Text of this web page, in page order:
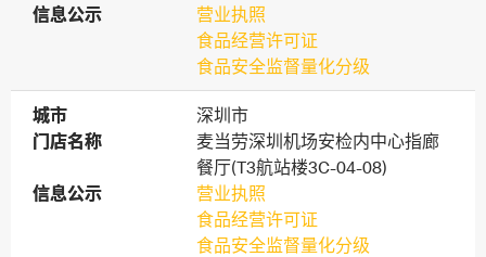
信息公示
信息公示
营业执照
食品经营许可证
食品安全监督量化分级
城市
城市
深圳市
门店名称
门店名称
麦当劳深圳机场安检内中心指廊
餐厅(T3航站楼3C-04-08)
信息公示
信息公示
营业执照
食品经营许可证
食品安全监督量化分级